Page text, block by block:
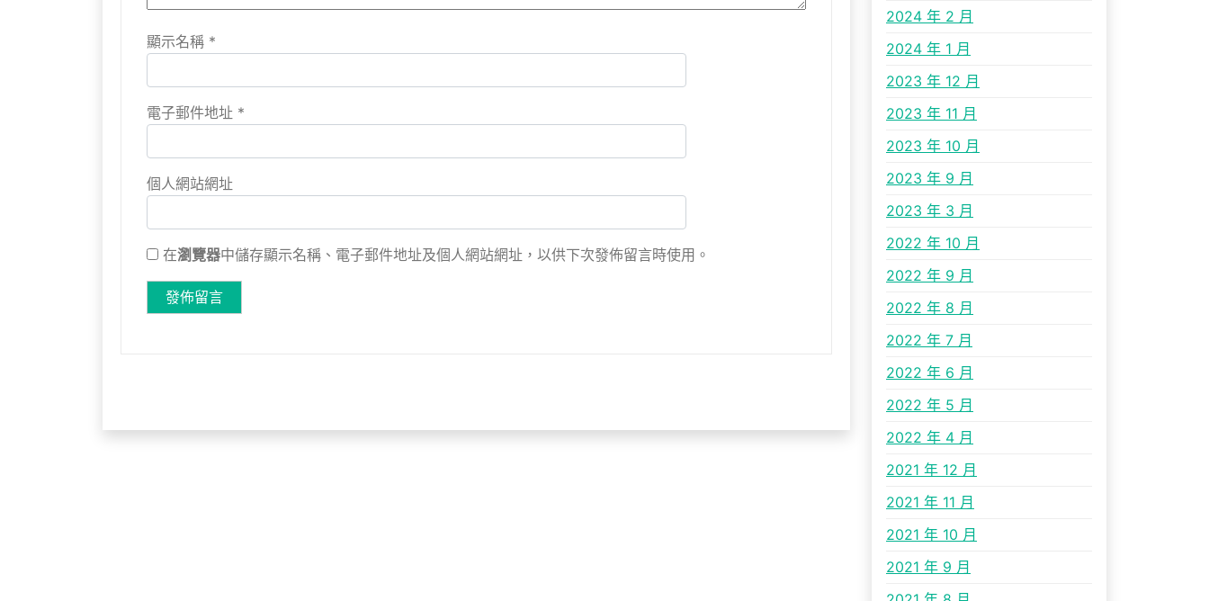
顯示名稱 *
電子郵件地址 *
個人網站網址
在瀏覽器中儲存顯示名稱、電子郵件地址及個人網站網址，以供下次發佈留言時使用。
2024 年 2 月
2024 年 1 月
2023 年 12 月
2023 年 11 月
2023 年 10 月
2023 年 9 月
2023 年 3 月
2022 年 10 月
2022 年 9 月
2022 年 8 月
2022 年 7 月
2022 年 6 月
2022 年 5 月
2022 年 4 月
2021 年 12 月
2021 年 11 月
2021 年 10 月
2021 年 9 月